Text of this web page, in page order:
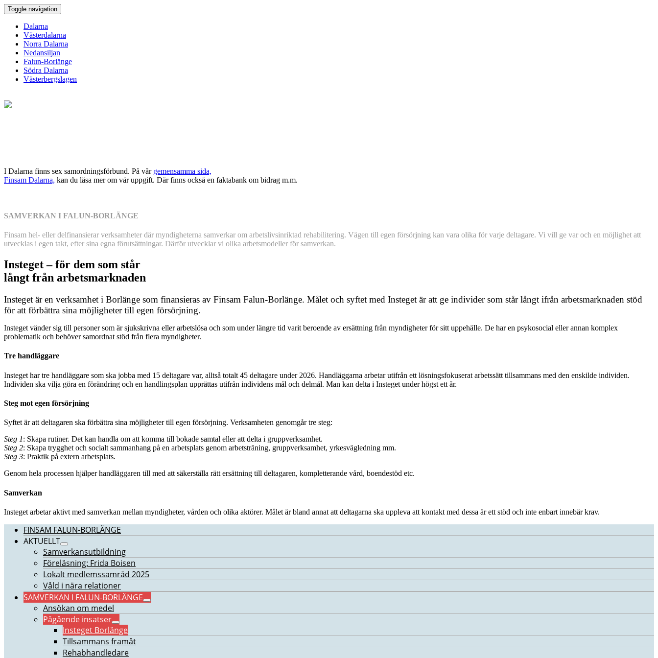
Toggle navigation
Dalarna
Västerdalarna
Norra Dalarna
Nedansiljan
Falun-Borlänge
Södra Dalarna
Västerbergslagen
I Dalarna finns sex samordningsförbund. På vår gemensamma sida,
Finsam Dalarna, kan du läsa mer om vår uppgift. Där finns också en faktabank om bidrag m.m.
SAMVERKAN I FALUN-BORLÄNGE
Finsam hel- eller delfinansierar verksamheter där myndigheterna samverkar om arbetslivsinriktad rehabilitering. Vägen till egen försörjning kan vara olika för varje deltagare. Vi vill ge var och en möjlighet att
utvecklas i egen takt, efter sina egna förutsättningar. Därför utvecklar vi olika arbetsmodeller för samverkan.
Insteget – för dem som står
långt från arbetsmarknaden
Insteget är en verksamhet i Borlänge som finansieras av Finsam Falun-Borlänge. Målet och syftet med Insteget är att ge individer som står långt ifrån arbetsmarknaden stöd
för att förbättra sina möjligheter till egen försörjning.
Insteget vänder sig till personer som är sjukskrivna eller arbetslösa och som under längre tid varit beroende av ersättning från myndigheter för sitt uppehälle. De har en psykosocial eller annan komplex
problematik och behöver samordnat stöd från flera myndigheter.
Tre handläggare
Insteget har tre handläggare som ska jobba med 15 deltagare var, alltså totalt 45 deltagare under 2026. Handläggarna arbetar utifrån ett lösningsfokuserat arbetssätt tillsammans med den enskilde individen.
Individen ska vilja göra en förändring och en handlingsplan upprättas utifrån individens mål och delmål. Man kan delta i Insteget under högst ett år.
Steg mot egen försörjning
Syftet är att deltagaren ska förbättra sina möjligheter till egen försörjning. Verksamheten genomgår tre steg:
Steg 1: Skapa rutiner. Det kan handla om att komma till bokade samtal eller att delta i gruppverksamhet.
Steg 2: Skapa trygghet och socialt sammanhang på en arbetsplats genom arbetsträning, gruppverksamhet, yrkesvägledning mm.
Steg 3: Praktik på extern arbetsplats.
Genom hela processen hjälper handläggaren till med att säkerställa rätt ersättning till deltagaren, kompletterande vård, boendestöd etc.
Samverkan
Insteget arbetar aktivt med samverkan mellan myndigheter, vården och olika aktörer. Målet är bland annat att deltagarna ska uppleva att kontakt med dessa är ett stöd och inte enbart innebär krav.
FINSAM FALUN-BORLÄNGE
AKTUELLT
Samverkansutbildning
Föreläsning: Frida Boisen
Lokalt medlemssamråd 2025
Våld i nära relationer
SAMVERKAN I FALUN-BORLÄNGE
Ansökan om medel
Pågående insatser
Insteget Borlänge
Tillsammans framåt
Rehabhandledare